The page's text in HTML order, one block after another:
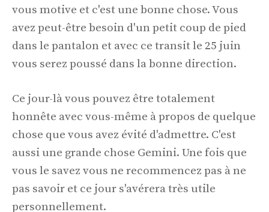
vous motive et c'est une bonne chose. Vous
avez peut-être besoin d'un petit coup de pied
dans le pantalon et avec ce transit le 25 juin
vous serez poussé dans la bonne direction.
Ce jour-là vous pouvez être totalement
honnête avec vous-même à propos de quelque
chose que vous avez évité d'admettre. C'est
aussi une grande chose Gemini. Une fois que
vous le savez vous ne recommencez pas à ne
pas savoir et ce jour s'avérera très utile
personnellement.